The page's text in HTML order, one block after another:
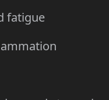
fatigue